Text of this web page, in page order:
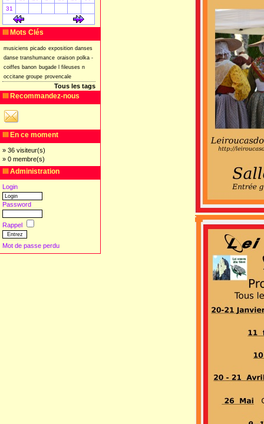
31
Mots Clés
musiciens picado exposition danses
danse transhumance oraison polka -
coiffes banon bugade fileuses n
occitane groupe provencale
Tous les tags
Recommandez-nous
En ce moment
» 36 visiteur(s)
» 0 membre(s)
Administration
Login
Password
Rappel
Mot de passe perdu